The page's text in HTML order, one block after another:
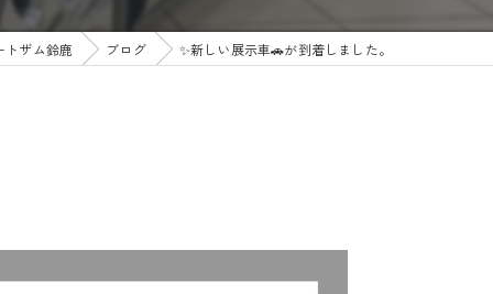
トザム鈴鹿 ブログ ✨新しい展示車🚗が到着しました。